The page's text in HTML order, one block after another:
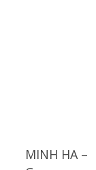
MINH HA –